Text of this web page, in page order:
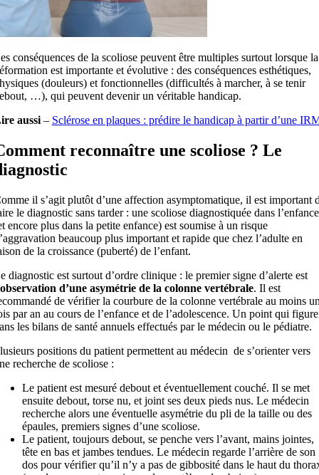
conséquences de la scoliose peuvent être multiples surtout lorsque la
est importante et évolutive : des conséquences esthétiques,
(douleurs) et fonctionnelles (difficultés à marcher, à se tenir
…), qui peuvent devenir un véritable handicap.
aussi– Sclérose en plaques : prédire le handicap à partir d’une
reconnaître une scoliose ? Le
il s’agit plutôt d’une affection asymptomatique, il est important
le diagnostic sans tarder : une scoliose diagnostiquée dans l’enfance
encore plus dans la petite enfance) est soumise à un risque
beaucoup plus important et rapide que chez l’adulte en
de la croissance (puberté) de l’enfant.
diagnostic est surtout d’ordre clinique : le premier signe d’alerte est
d’une asymétrie de la colonne vertébrale. Il est
de vérifier la courbure de la colonne vertébrale au moins
par an au cours de l’enfance et de l’adolescence. Un point qui figure
les bilans de santé annuels effectués par le médecin ou le pédiatre.
positions du patient permettent au médecin de s’orienter vers
recherche de scoliose :
Le patient est mesuré debout et éventuellement couché. Il se met
ensuite debout, torse nu, et joint ses deux pieds nus. Le médecin
recherche alors une éventuelle asymétrie du pli de la taille ou des
épaules, premiers signes d’une scoliose.
Le patient, toujours debout, se penche vers l’avant, mains jointes,
tête en bas et jambes tendues. Le médecin regarde l’arrière de son
dos pour vérifier qu’il n’y a pas de gibbosité dans le haut du